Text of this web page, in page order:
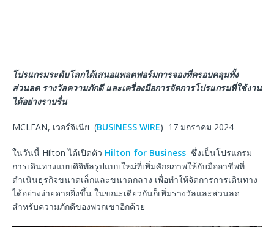
โปรแกรมระดับโลกได้เสนอแพลตฟอร์มการจองที่ครอบคลุมทั้ง
ส่วนลด รางวัลความภักดี และเครื่องมือการจัดการโปรแกรมที่ใช้งาน
ได้อย่างราบรื่น
MCLEAN, เวอร์จิเนีย–(BUSINESS WIRE)–17 มกราคม 2024
ในวันนี้ Hilton ได้เปิดตัว Hilton for Business ซึ่งเป็นโปรแกรม
การเดินทางแบบดิจิทัลรูปแบบใหม่ที่เพิ่มศักยภาพให้กับมืออาชีพที่
ดำเนินธุรกิจขนาดเล็กและขนาดกลาง เพื่อทำให้จัดการการเดินทาง
ได้อย่างง่ายดายยิ่งขึ้น ในขณะเดียวกันก็เพิ่มรางวัลและส่วนลด
สำหรับความภักดีของพวกเขาอีกด้วย